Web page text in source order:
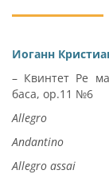
Иоганн
– Квинтет Ре
баса, ор.11 №6
Allegro
Andantino
Allegro assai